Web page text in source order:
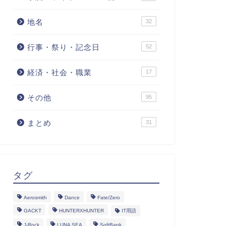
地名 32
行事・祭り・記念日 52
経済・社会・職業 17
その他 95
まとめ 31
タグ
Aerosmith Dance Fate/Zero
GACKT HUNTERXHUNTER IT用語
J-Rock LUNA SEA SoftBank